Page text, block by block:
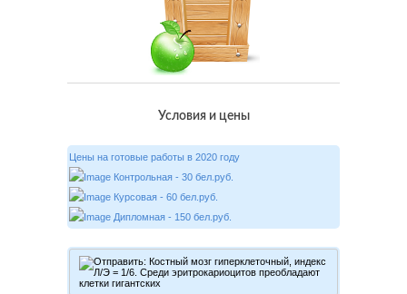
Условия и цены
Цены на готовые работы в 2020 году
Контрольная - 30 бел.руб.
Курсовая - 60 бел.руб.
Дипломная - 150 бел.руб.